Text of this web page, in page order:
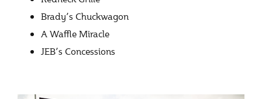
Brady’s Chuckwagon
A Waffle Miracle
JEB’s Concessions